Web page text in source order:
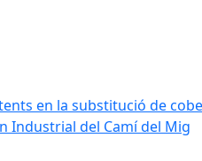
en la substitució de
Industrial del Camí del Mig